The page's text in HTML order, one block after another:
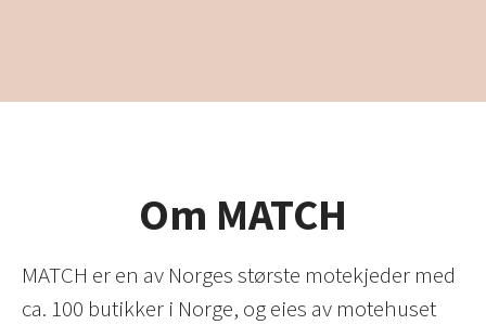
Om MATCH
MATCH er en av Norges største motekjeder med
ca. 100 butikker i Norge, og eies av motehuset